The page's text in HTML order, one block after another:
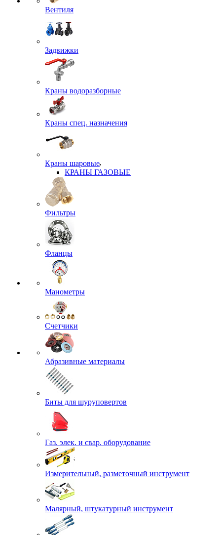
Вентиля
Задвижки
Краны водоразборные
Краны спец. назначения
Краны шаровые
КРАНЫ ГАЗОВЫЕ
Фильтры
Фланцы
Манометры
Счетчики
Абразивные материалы
Биты для шуруповертов
Газ. элек. и свар. оборудование
Измерительный, разметочный инструмент
Малярный, штукатурный инструмент